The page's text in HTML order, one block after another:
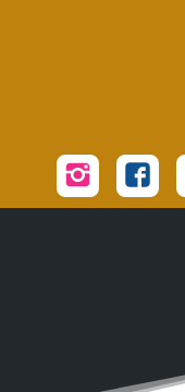
تابعنا
على
تابعنا
على
على